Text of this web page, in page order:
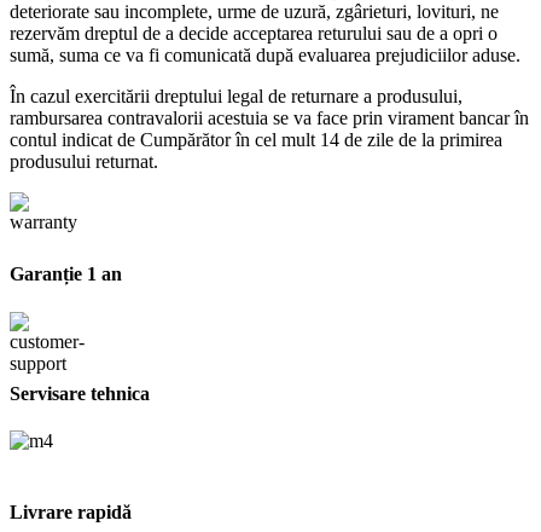
deteriorate sau incomplete, urme de uzură, zgârieturi, lovituri, ne
rezervăm dreptul de a decide acceptarea returului sau de a opri o
sumă, suma ce va fi comunicată după evaluarea prejudiciilor aduse.
În cazul exercitării dreptului legal de returnare a produsului,
rambursarea contravalorii acestuia se va face prin virament bancar în
contul indicat de Cumpărător în cel mult 14 de zile de la primirea
produsului returnat.
Garanție 1 an
Servisare tehnica
Livrare rapidă